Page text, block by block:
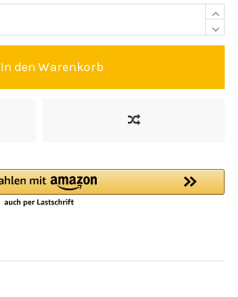
In den Warenkorb